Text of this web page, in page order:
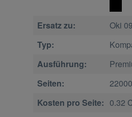
Ersatz zu:
Oki
Typ:
Ausführung:
Seiten:
22000
Kosten pro Seite: 0.32